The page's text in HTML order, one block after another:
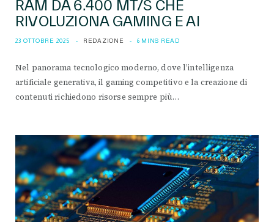
RAM DA 6.400 MT/S CHE
RIVOLUZIONA GAMING E AI
23 OTTOBRE 2025 REDAZIONE 6 MINS READ
Nel panorama tecnologico moderno, dove l’intelligenza
artificiale generativa, il gaming competitivo e la creazione di
contenuti richiedono risorse sempre più…